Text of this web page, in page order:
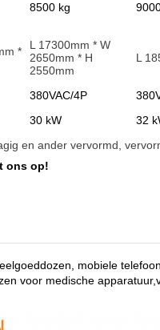
8500 kg
*
L 17300mm * W
2650mm * H
2550mm
L
380VAC/4P
30 kW
32
en ander vervormd,
ons op!
mobiele
voor medische